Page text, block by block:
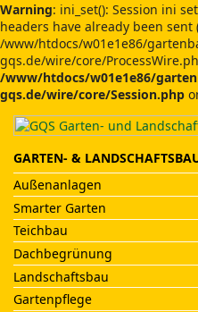
Warning: ini_set(): Session ini
headers have already been sent
/www/htdocs/w01e1e86/
gqs.de/wire/core/
/www/htdocs/w01e1e86/
gqs.de/wire/core/Session.php
GARTEN- &
Außenanlagen
Smarter Garten
Teichbau
Dachbegrünung
Landschaftsbau
Gartenpflege